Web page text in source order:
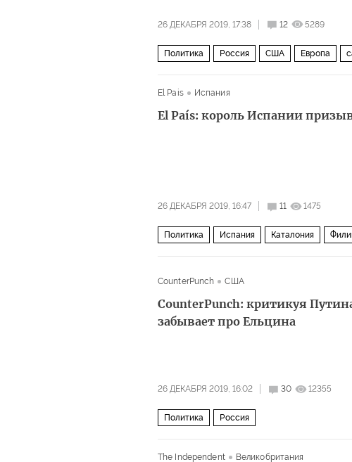
26 ДЕКАБРЯ 2019, 17:38 12 5289
Политика Россия США Европа
El Pais Испания
El País: король Испании
26 ДЕКАБРЯ 2019, 16:47 11 1475
Политика Испания Каталония
CounterPunch США
CounterPunch: критикуя
забывает про Ельцина
26 ДЕКАБРЯ 2019, 16:02 30 12355
Политика Россия
The Independent Великобритания